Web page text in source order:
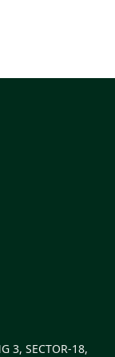
3, SECTOR-18,